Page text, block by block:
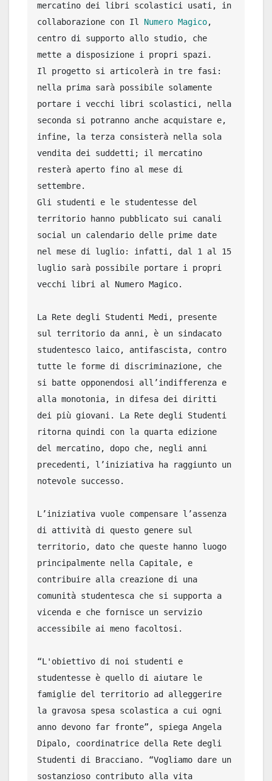
mercatino dei libri scolastici usati, in
collaborazione con Il Numero Magico,
centro di supporto allo studio, che
mette a disposizione i propri spazi.
Il progetto si articolerà in tre fasi:
nella prima sarà possibile solamente
portare i vecchi libri scolastici, nella
seconda si potranno anche acquistare e,
infine, la terza consisterà nella sola
vendita dei suddetti; il mercatino
resterà aperto fino al mese di
settembre.
Gli studenti e le studentesse del
territorio hanno pubblicato sui canali
social un calendario delle prime date
nel mese di luglio: infatti, dal 1 al 15
luglio sarà possibile portare i propri
vecchi libri al Numero Magico.
La Rete degli Studenti Medi, presente
sul territorio da anni, è un sindacato
studentesco laico, antifascista, contro
tutte le forme di discriminazione, che
si batte opponendosi all’indifferenza e
alla monotonia, in difesa dei diritti
dei più giovani. La Rete degli Studenti
ritorna quindi con la quarta edizione
del mercatino, dopo che, negli anni
precedenti, l’iniziativa ha raggiunto un
notevole successo.
L’iniziativa vuole compensare l’assenza
di attività di questo genere sul
territorio, dato che queste hanno luogo
principalmente nella Capitale, e
contribuire alla creazione di una
comunità studentesca che si supporta a
vicenda e che fornisce un servizio
accessibile ai meno facoltosi.
“L'obiettivo di noi studenti e
studentesse è quello di aiutare le
famiglie del territorio ad alleggerire
la gravosa spesa scolastica a cui ogni
anno devono far fronte”, spiega Angela
Dipalo, coordinatrice della Rete degli
Studenti di Bracciano. “Vogliamo dare un
sostanzioso contributo alla vita